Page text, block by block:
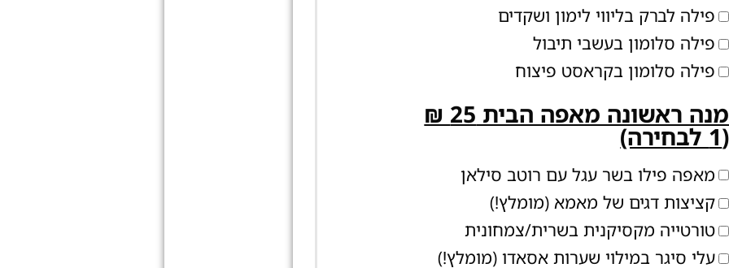
פילה לברק בליווי לימון ושקדים
פילה סלומון בעשבי תיבול
פילה סלומון בקראסט פיצוח
מנה ראשונה מאפה הבית 25 ₪
(1 לבחירה)
מאפה פילו בשר עגל עם רוטב סילאן
קציצות דגים של מאמא (מומלץ!)
טורטייה מקסיקנית בשרית/צמחונית
עלי סיגר במילוי שערות אסאדו (מומלץ!)